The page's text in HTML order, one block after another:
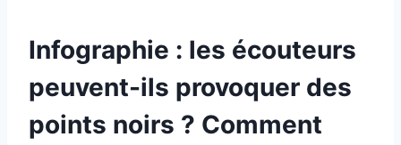
Infographie : les écouteurs
peuvent-ils provoquer des
points noirs ? Comment